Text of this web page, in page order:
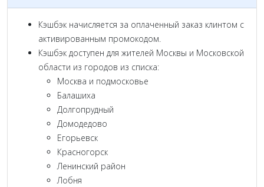
Кэшбэк начисляется за оплаченный заказ клинтом с
активированным промокодом.
Кэшбэк доступен для жителей Москвы и Московской
области из городов из списка:
Москва и подмосковье
Балашиха
Долгопрудный
Домодедово
Егорьевск
Красногорск
Ленинский район
Лобня